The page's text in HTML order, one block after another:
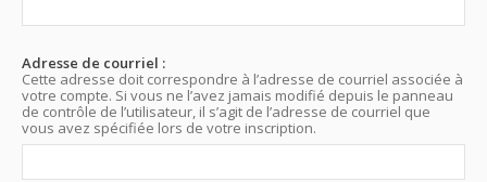
Adresse de courriel :
Cette adresse doit correspondre à l’adresse de courriel associée à
votre compte. Si vous ne l’avez jamais modifié depuis le panneau
de contrôle de l’utilisateur, il s’agit de l’adresse de courriel que
vous avez spécifiée lors de votre inscription.